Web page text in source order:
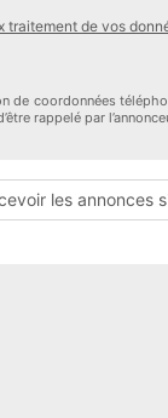
de l'acquéreur
à la charge de
- RESEAU
traitement de vos
de coordonnées
rappelé par
les annonces